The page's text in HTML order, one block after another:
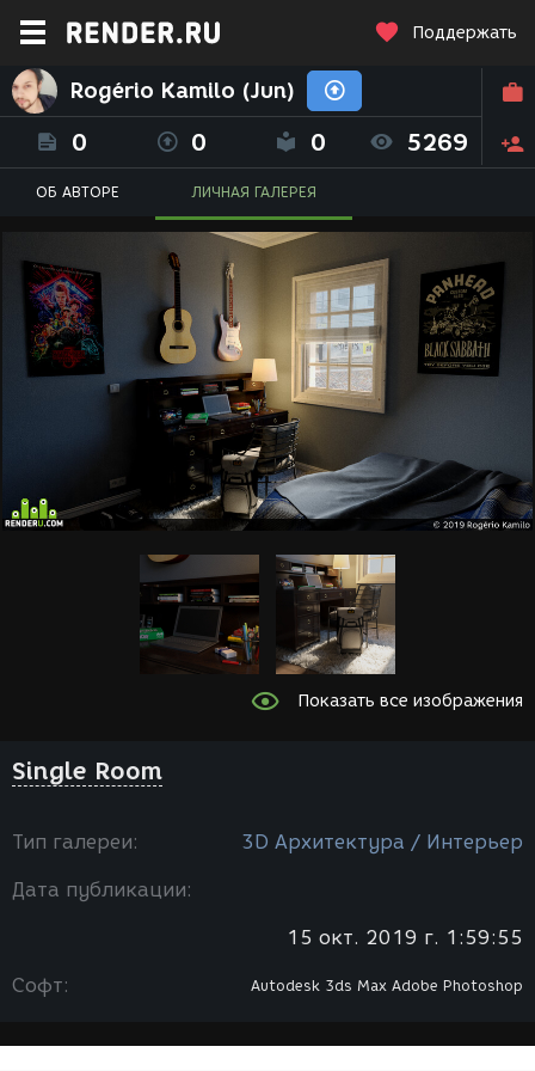
Поддержать
Rogério Kamilo (Jun)
0 0 0 5269
ОБ АВТОРЕ ЛИЧНАЯ ГАЛЕРЕЯ
Показать все изображения
Single Room
Тип галереи: 3D Архитектура / Интерьер
Дата публикации:
15 окт. 2019 г. 1:59:55
Софт: Autodesk 3ds Max Adobe Photoshop